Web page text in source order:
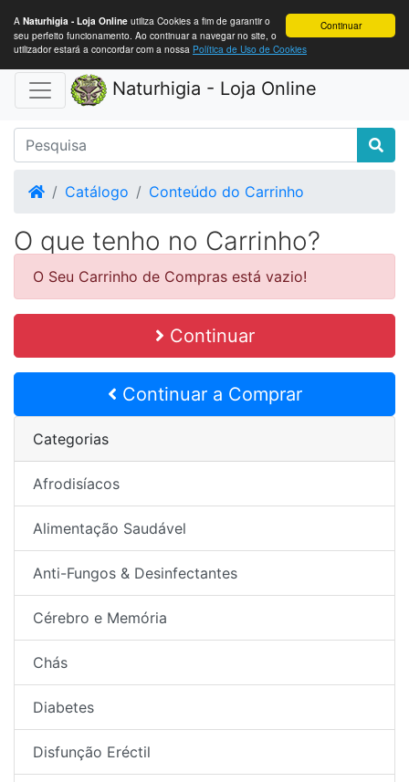
Continuar
A Naturhigia - Loja Online utiliza Cookies a fim de garantir o
seu perfeito funcionamento. Ao continuar a navegar no site, o
utilizador estará a concordar com a nossa Política de Uso de Cookies
Naturhigia - Loja Online
HomeCatálogo Conteúdo do Carrinho
O que tenho no Carrinho?
O Seu Carrinho de Compras está vazio!
Continuar
Continuar a Comprar
Categorias
Afrodisíacos
Alimentação Saudável
Anti-Fungos & Desinfectantes
Cérebro e Memória
Chás
Diabetes
Disfunção Eréctil